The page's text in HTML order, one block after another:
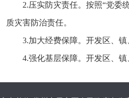
2.压实防灾责任。按照“党委
质灾害防治责任。
3.加大经费保障。开发区、
4.强化基层保障。开发区、